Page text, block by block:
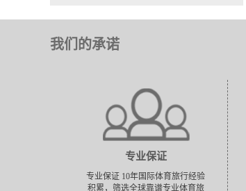
我们的承诺
专业保证
专业保证 10年国际体育旅行经验
积累，筛选全球靠谱专业体育旅